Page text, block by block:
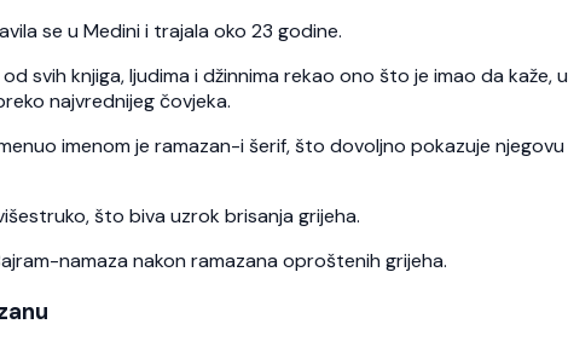
se u Medini i trajala oko 23 godine.
svih knjiga, ljudima i džinnima rekao ono što je imao da kaže, u
najvrednijeg čovjeka.
imenom je ramazan-i šerif, što dovoljno pokazuje njegovu
što biva uzrok brisanja grijeha.
namaza nakon ramazana oproštenih grijeha.